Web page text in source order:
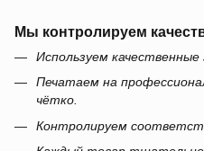
Мы контролируем
Используем
Печатаем на
чётко.
Контролируем